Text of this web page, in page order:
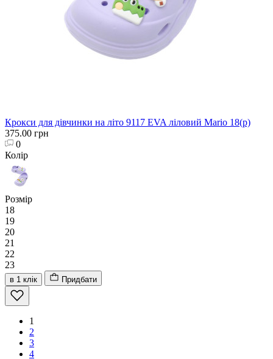
Крокси для дівчинки на літо 9117 EVA ліловий Mario 18(р)
375.00 грн
0
Колір
Розмір
18
19
20
21
22
23
в 1 клік Придбати
1
2
3
4